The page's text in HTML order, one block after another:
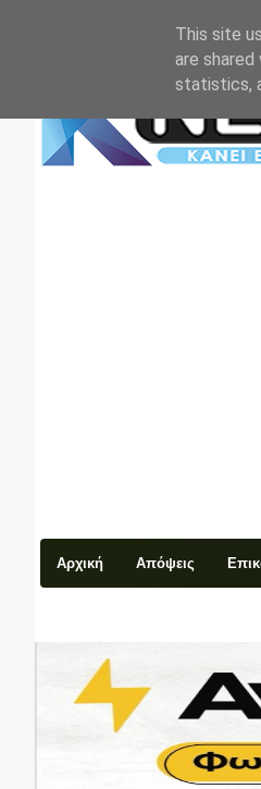
Αρχική Απόψεις
This site
are
statistics,